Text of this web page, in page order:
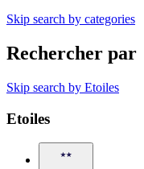
Skip search by categories
Rechercher par
Skip search by Etoiles
Etoiles